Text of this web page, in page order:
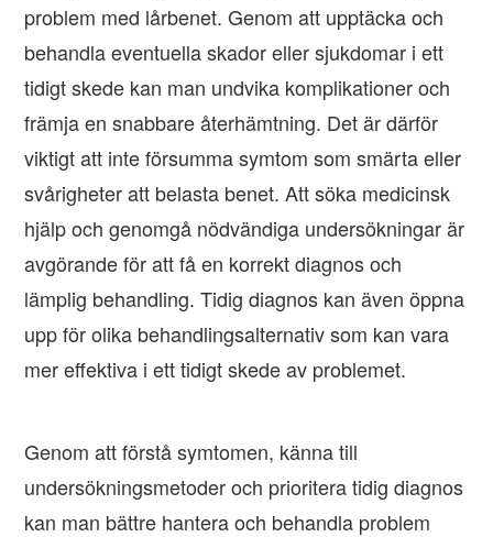
problem med lårbenet. Genom att upptäcka och
behandla eventuella skador eller sjukdomar i ett
tidigt skede kan man undvika komplikationer och
främja en snabbare återhämtning. Det är därför
viktigt att inte försumma symtom som smärta eller
svårigheter att belasta benet. Att söka medicinsk
hjälp och genomgå nödvändiga undersökningar är
avgörande för att få en korrekt diagnos och
lämplig behandling. Tidig diagnos kan även öppna
upp för olika behandlingsalternativ som kan vara
mer effektiva i ett tidigt skede av problemet.
Genom att förstå symtomen, känna till
undersökningsmetoder och prioritera tidig diagnos
kan man bättre hantera och behandla problem